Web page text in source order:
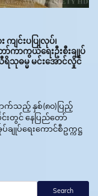
ကျင်းပပြုလုပ်၊
ာ်ကာကွယ်ရေးဦးစီးချုပ်
ဓမ္မ မင်းအောင်လှိုင်
ာက်သည့် နှစ်(၈၀)ပြည့်
းတွင် နေပြည်တော်
ျုပ်ရေးကောင်စီဥက္ကဋ္ဌ
Search